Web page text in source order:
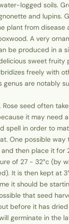
logged soils.
and lupins.
plant from disease
A very
be produced in a
sweet fruity
freely with
genus are notably
Rose seed often
it may need
spell in order to
One possible way
then place it for
of 27 - 32°c (by
It is then kept at
it should be
that seed
before it has
germinate in the